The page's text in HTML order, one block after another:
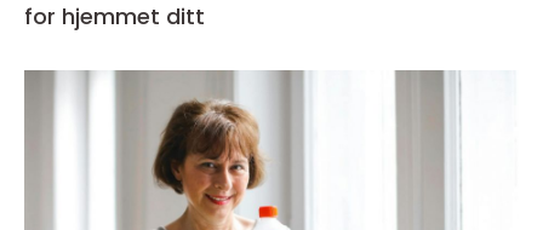
for hjemmet ditt